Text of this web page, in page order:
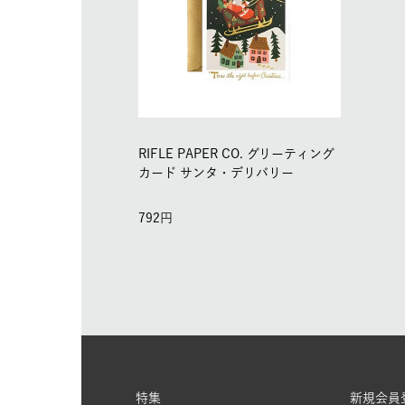
RIFLE PAPER CO. グリーティング
カード サンタ・デリバリー
792
特集 新規会員